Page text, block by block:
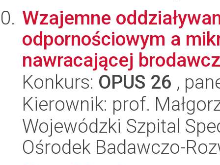
Wzajemne
odpornościowym a
nawracającej
Konkurs: OPUS 26 ,
Kierownik: prof.
Wojewódzki Szpital
Ośrodek Badawczo-